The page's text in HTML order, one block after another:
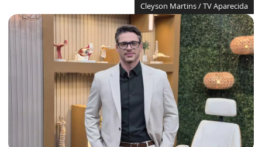
Cleyson Martins / TV Aparecida